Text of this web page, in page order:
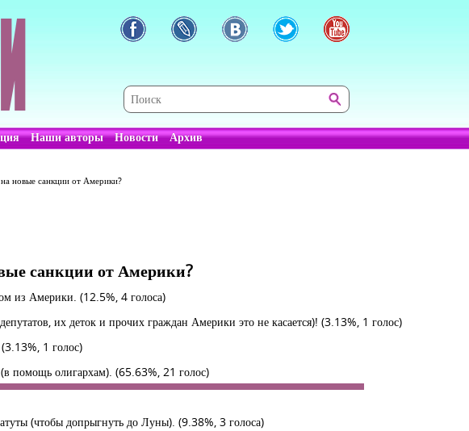
Наши авторы Новости Архив
новые санкции от Америки?
санкции от Америки?
из Америки. (12.5%, 4 голоса)
их деток и прочих граждан Америки это не касается)! (3.13%, 1 голос)
(3.13%, 1 голос)
помощь олигархам). (65.63%, 21 голос)
(чтобы допрыгнуть до Луны). (9.38%, 3 голоса)